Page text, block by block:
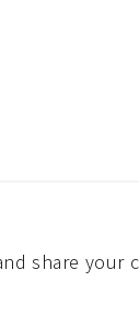
share your